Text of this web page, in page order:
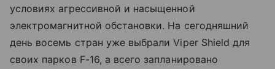
условиях агрессивной и насыщенной
электромагнитной обстановки. На сегодняшний
день восемь стран уже выбрали Viper Shield для
своих парков F-16, а всего запланировано